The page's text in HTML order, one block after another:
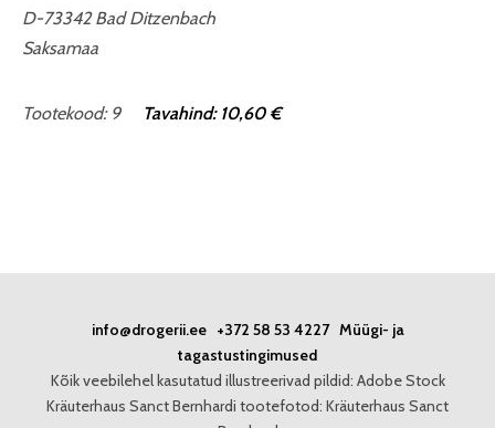
D-73342 Bad Ditzenbach
Saksamaa
Tootekood: 9 Tavahind: 10,60 €
info@drogerii.ee+372 58 53 4227 Müügi- ja
tagastustingimused
Kõik veebilehel kasutatud illustreerivad pildid: Adobe Stock
Kräuterhaus Sanct Bernhardi tootefotod: Kräuterhaus Sanct